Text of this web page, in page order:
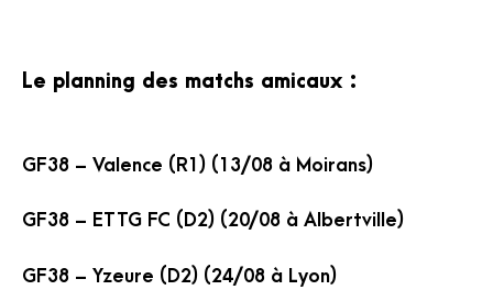
Le planning des matchs amicaux :
GF38 – Valence (R1) (13/08 à Moirans)
GF38 – ETTG FC (D2) (20/08 à Albertville)
GF38 – Yzeure (D2) (24/08 à Lyon)